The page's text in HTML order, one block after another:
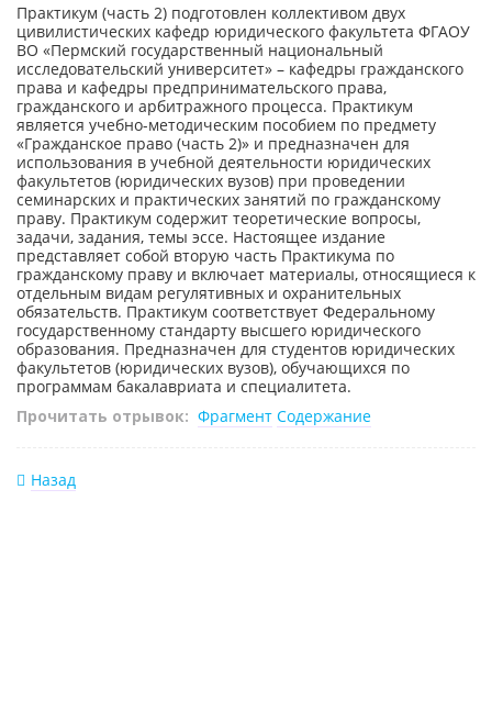
Практикум (часть 2) подготовлен коллективом двух
цивилистических кафедр юридического факультета ФГАОУ
ВО «Пермский государственный национальный
исследовательский университет» – кафедры гражданского
права и кафедры предпринимательского права,
гражданского и арбитражного процесса. Практикум
является учебно-методическим пособием по предмету
«Гражданское право (часть 2)» и предназначен для
использования в учебной деятельности юридических
факультетов (юридических вузов) при проведении
семинарских и практических занятий по гражданскому
праву. Практикум содержит теоретические вопросы,
задачи, задания, темы эссе. Настоящее издание
представляет собой вторую часть Практикума по
гражданскому праву и включает материалы, относящиеся к
отдельным видам регулятивных и охранительных
обязательств. Практикум соответствует Федеральному
государственному стандарту высшего юридического
образования. Предназначен для студентов юридических
факультетов (юридических вузов), обучающихся по
программам бакалавриата и специалитета.
Прочитать отрывок: Фрагмент Содержание
Назад